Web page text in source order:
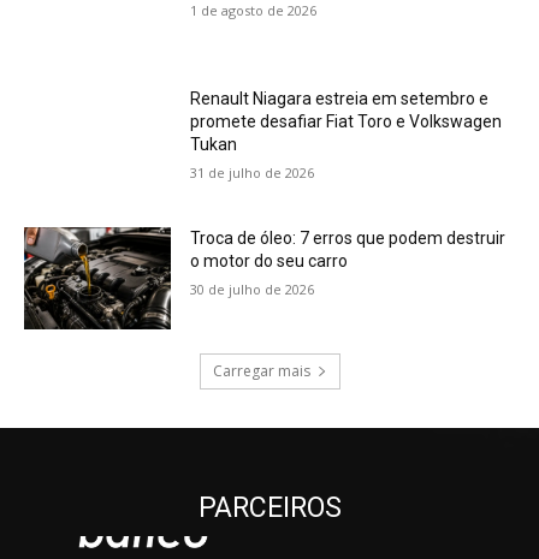
1 de agosto de 2026
Renault Niagara estreia em setembro e
promete desafiar Fiat Toro e Volkswagen
Tukan
31 de julho de 2026
Troca de óleo: 7 erros que podem destruir
o motor do seu carro
30 de julho de 2026
Carregar mais
PARCEIROS